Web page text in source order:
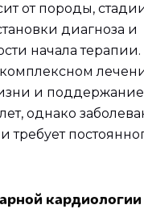
от породы,
диагноза и
начала
и поддержание
однако
требует
кардиологии